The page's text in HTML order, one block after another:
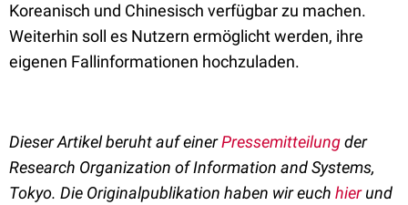
Koreanisch und Chinesisch verfügbar zu machen.
Weiterhin soll es Nutzern ermöglicht werden, ihre
eigenen Fallinformationen hochzuladen.
Dieser Artikel beruht auf einerPressemitteilungder
Research Organization of Information and Systems,
Tokyo. Die Originalpublikation haben wir euch hierund